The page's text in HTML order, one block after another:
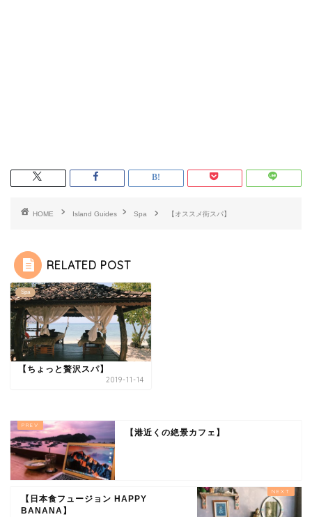
HOME Island Guides Spa 【オススメ街スパ】
RELATED POST
Spa
【ちょっと贅沢スパ】
2019-11-14
【港近くの絶景カフェ】
【日本食フュージョン HAPPY
BANANA】